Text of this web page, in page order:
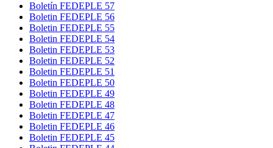
Boletín FEDEPLE 57
Boletin FEDEPLE 56
Boletin FEDEPLE 55
Boletin FEDEPLE 54
Boletin FEDEPLE 53
Boletin FEDEPLE 52
Boletin FEDEPLE 51
Boletin FEDEPLE 50
Boletin FEDEPLE 49
Boletin FEDEPLE 48
Boletin FEDEPLE 47
Boletin FEDEPLE 46
Boletin FEDEPLE 45